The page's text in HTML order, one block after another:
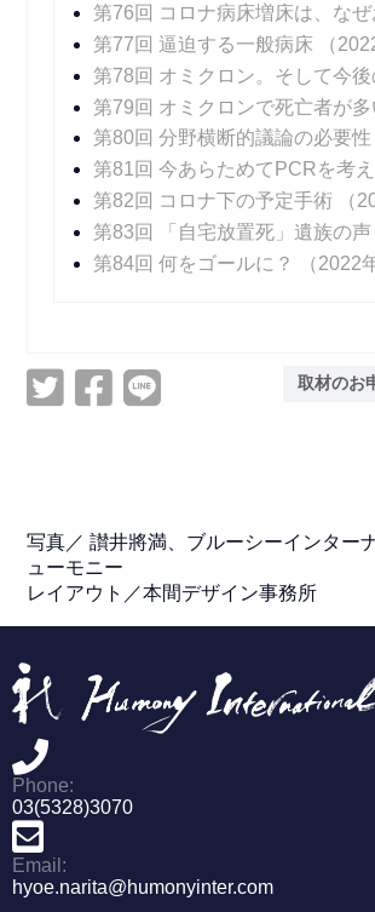
第77回 逼迫する一般病床
（2022年01
第80回 分野横断的議論の必要性
第81回 今あらためてPCRを考
第82回 コロナ下の予定手術
（2022
第83回 「自宅放置死」遺族の声
第84回 何をゴールに？
（2022年09月
取材のお
写真／讃井將満、ブルーシーインター
ューモニー
レイアウト／本間デザイン事務所
Phone:
03(5328)3070
Email:
hyoe.narita@humonyinter.com